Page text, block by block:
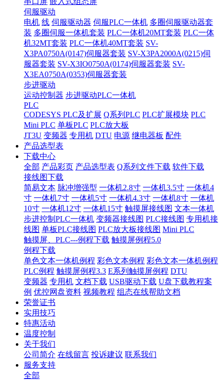
伺服驱动
电机 线 伺服驱动器 伺服PLC一体机 多圈伺服驱动器套
装 多圈伺服一体机套装 PLC一体机20MT套装 PLC一体
机32MT套装 PLC一体机40MT套装 SV-
X3PA0750A(0147)伺服器套装 SV-X3PA2000A(0215)伺
服器套装 SV-X3IO0750A(0174)伺服器套装 SV-
X3EA0750A(0353)伺服器套装
步进驱动
运动控制器 步进驱动PLC一体机
PLC
CODESYS PLC及扩展 Q系列PLC PLC扩展模块 PLC
Mini PLC 单板PLC PLC放大板
JT3U 变频器 专用机 DTU 电源 继电器板 配件
产品选型表
下载中心
全部 产品彩页 产品选型表 Q系列文件下载 软件下载
接线图下载
简易文本 脉冲增强型 一体机2.8寸 一体机3.5寸 一体机4
寸 一体机7寸 一体机5寸 一体机4.3寸 一体机8寸 一体机
10寸 一体机12寸 一体机15寸 触摸屏接线图 文本一体机
步进控制PLC一体机 变频器接线图 PLC接线图 专用机接
线图 单板PLC接线图 PLC放大板接线图 Mini PLC
触摸屏、PLC---例程下载 触摸屏例程5.0
例程下载
单色文本一体机例程 彩色文本例程 彩色文本一体机例程
PLC例程 触摸屏例程3.3 E系列触摸屏例程 DTU
变频器 专用机 文档下载 USB驱动下载 U盘下载教程案
例 优控网盘资料 视频教程 组态在线帮助文档
荣誉证书
实用技巧
特惠活动
温度控制
关于我们
公司简介 在线留言 投诉建议 联系我们
服务支持
全部